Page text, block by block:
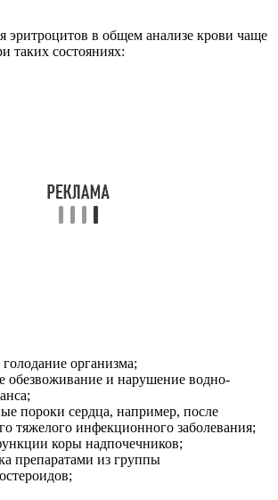
в общем анализе крови чаще
таких состояниях:
организма;
обезвоживание и нарушение водно-
пороки сердца, например, после
тяжелого инфекционного заболевания;
коры надпочечников;
препаратами из группы